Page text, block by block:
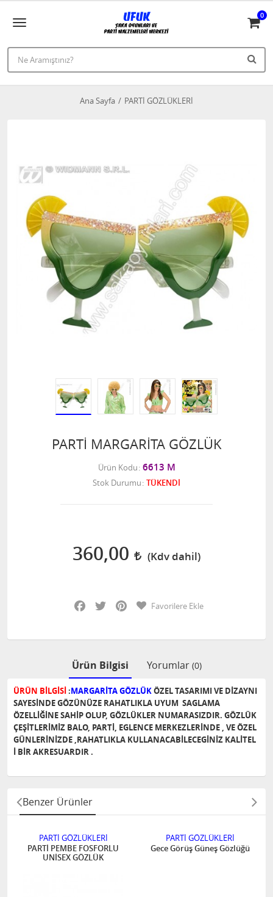
0
Ana Sayfa PARTİ GÖZLÜKLERİ
PARTİ MARGARİTA GÖZLÜK
Ürün Kodu 6613 M
Stok Durumu TÜKENDİ
360,00
Facebook
Twitter PinterestFavorilere Ekle
Ürün Bilgisi Yorumlar (0)
ÜRÜN BİLGİSİ :MARGARİTA GÖZLÜKÖZEL TASARIMI VE DİZAYNI
SAYESİNDE GÖZÜNÜZE RAHATLIKLA UYUM SAGLAMA
ÖZELLİĞİNE SAHİP OLUP, GÖZLÜKLER NUMARASIZDIR. GÖZLÜK
ÇEŞİTLERİMİZ BALO, PARTİ, EGLENCE MERKEZLERİNDE , VE ÖZEL
GÜNLERİNİZDE ,RAHATLIKLA KULLANACABİLECEGİNİZ KALİTEL
İ BİR AKRESUARDIR .
Benzer Ürünler
PARTİ GÖZLÜKLERİ
PARTİ PEMBE FOSFORLU
UNİSEX GÖZLÜK
PARTİ GÖZLÜKLERİ
Gece Görüş Güneş Gözlüğü